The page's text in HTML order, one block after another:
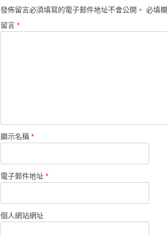
發佈留言必須填寫的電子郵件地址不會公開。 必填
留言 *
顯示名稱 *
電子郵件地址 *
個人網站網址